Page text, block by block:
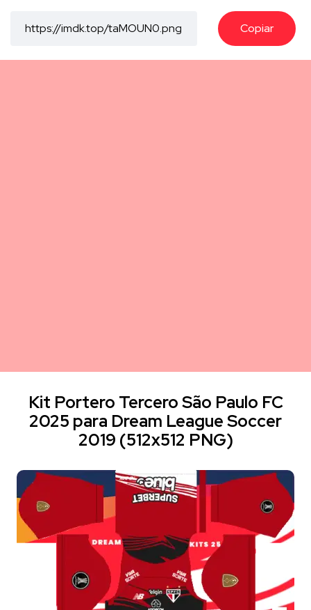
Copiar
Kit Portero Tercero São Paulo FC
2025 para Dream League Soccer
2019 (512x512 PNG)